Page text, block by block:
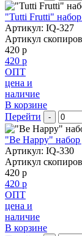
"Tutti Frutti"
Артикул: IQ-327
Артикул
420 р
420 р
ОПТ
цена и
наличие
В корзине
Перейти
-
"Be Happy"
Артикул: IQ-330
Артикул
420 р
420 р
ОПТ
цена и
наличие
В корзине